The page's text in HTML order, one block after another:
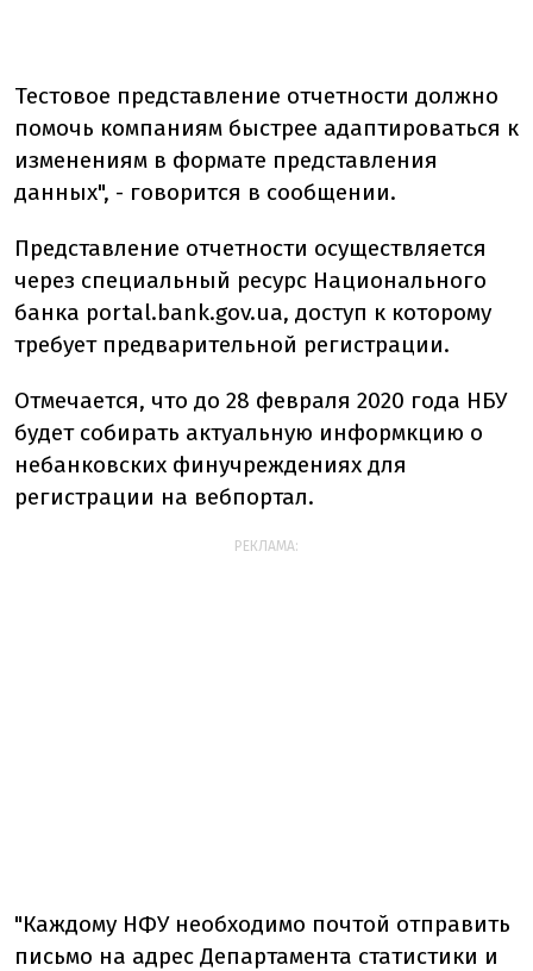
Тестовое представление отчетности должно
помочь компаниям быстрее адаптироваться к
изменениям в формате представления
данных", - говорится в сообщении.
Представление отчетности осуществляется
через специальный ресурс Национального
банка portal.bank.gov.ua, доступ к которому
требует предварительной регистрации.
Отмечается, что до 28 февраля 2020 года НБУ
будет собирать актуальную информкцию о
небанковских финучреждениях для
регистрации на вебпортал.
РЕКЛАМА:
"Каждому НФУ необходимо почтой отправить
письмо на адрес Департамента статистики и